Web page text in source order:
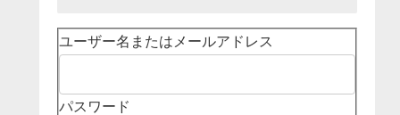
ユーザー名またはメールアドレス
パスワード